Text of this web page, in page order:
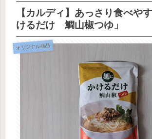
【カルディ】あっさり食べや
けるだけ 鯛山椒つゆ」
オリジナル商品